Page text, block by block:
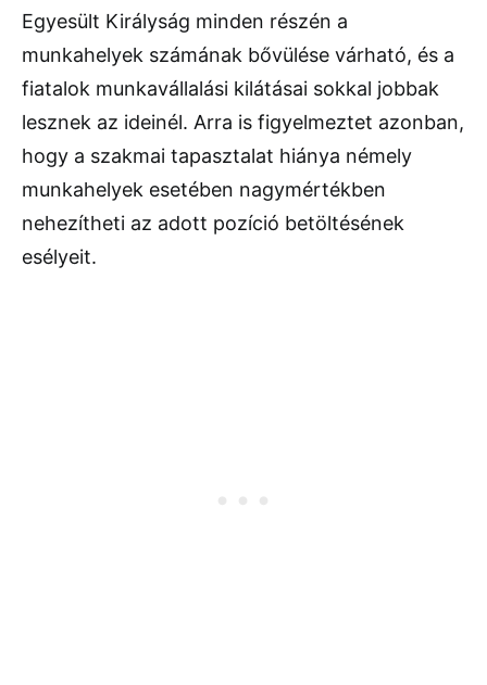
Egyesült Királyság minden részén a
munkahelyek számának bővülése várható, és a
fiatalok munkavállalási kilátásai sokkal jobbak
lesznek az ideinél. Arra is figyelmeztet azonban,
hogy a szakmai tapasztalat hiánya némely
munkahelyek esetében nagymértékben
nehezítheti az adott pozíció betöltésének
esélyeit.